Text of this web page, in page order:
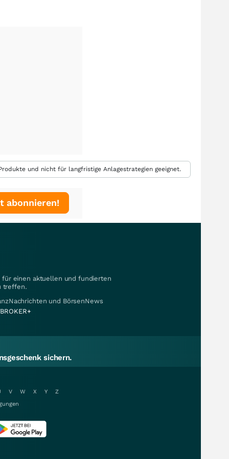
und nicht für langfristige Anlagestrategien geeignet.
abonnieren!
für einen aktuellen und fundierten
treffen.
und BörsenNews
sichern.
V W X Y
Z